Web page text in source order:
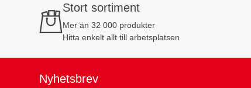
Stort sortiment
Mer än 32 000 produkter
Hitta enkelt allt till arbetsplatsen
Nyhetsbrev